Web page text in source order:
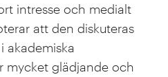
intresse och medialt
att den diskuteras
akademiska
mycket glädjande och